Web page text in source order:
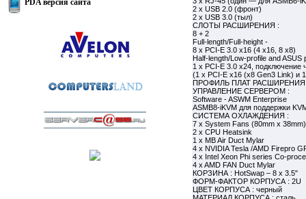
PDA версия сайта
2 x USB 2.0 (фронт)
2 x USB 3.0 (тыл)
СЛОТЫ РАСШИРЕНИЯ :
8 + 2
Full-length/Full-height -
8 x PCI-E 3.0 x16 (4 x16, 8 x8)
Half-length/Low-profile and
1 x PCI-E 3.0 x24, подключение
(1 x PCI-E x16 (x8 Gen3 Link) и
ПРОФИЛЬ ПЛАТ РАСШИРЕНИЯ :
УПРАВЛЕНИЕ СЕРВЕРОМ :
Software - ASWM Enterprise
ASMB8-iKVM для поддержки
СИСТЕМА ОХЛАЖДЕНИЯ :
7 x System Fans (80mm x 38mm)
2 x CPU Heatsink
1 x MB Air Duct Mylar
4 x NVIDIA Tesla /AMD Firepro
4 x Intel Xeon Phi series Co-
4 x AMD FAN Duct Mylar
КОРЗИНА : HotSwap – 8 x 3.5"
ФОРМ-ФАКТОР КОРПУСА : 2U
ЦВЕТ КОРПУСА : черный